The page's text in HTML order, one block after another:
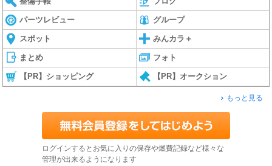
パーツレビュー グループ
スポット みんカラ＋
まとめ フォト
【PR】ショッピング 【PR】オークション
もっと見る
ログインするとお気に入りの保存や燃費記録など様々な
管理が出来るようになります